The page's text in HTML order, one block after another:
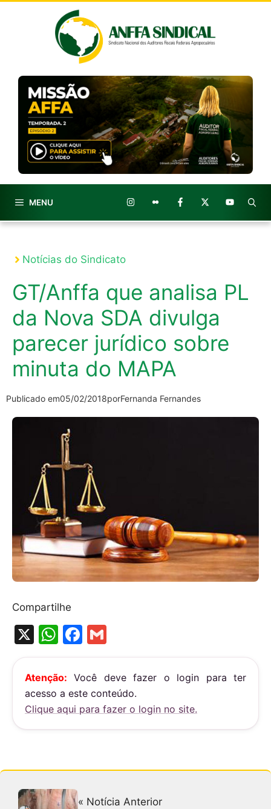
MENU
Notícias do Sindicato
GT/Anffa que analisa PL
da Nova SDA divulga
parecer jurídico sobre
minuta do MAPA
Publicado em05/02/2018porFernanda Fernandes
Compartilhe
X
W
h
at
s
A
p
F
a
c
e
b
o
k
m
ai
l
Atenção: Você deve fazer o login para ter
acesso a este conteúdo.
Clique aqui para fazer o login no site.
« Notícia Anterior